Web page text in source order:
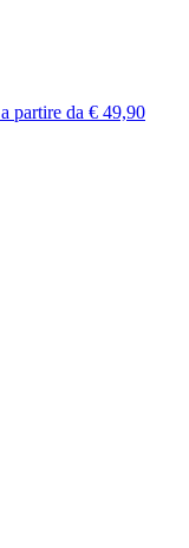
a partire da € 49,90